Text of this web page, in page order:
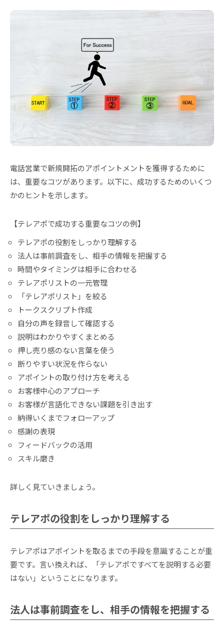
電話営業で新規開拓のアポイントメントを獲得するために
は、重要なコツがあります。以下に、成功するためのいくつ
かのヒントを示します。
【テレアポで成功する重要なコツの例】
テレアポの役割をしっかり理解する
法人は事前調査をし、相手の情報を把握する
時間やタイミングは相手に合わせる
テレアポリストの一元管理
「テレアポリスト」を絞る
トークスクリプト作成
自分の声を録音して確認する
説明はわかりやすくまとめる
押し売り感のない言葉を使う
断りやすい状況を作らない
アポイントの取り付け方を考える
お客様中心のアプローチ
お客様が言語化できない課題を引き出す
納得いくまでフォローアップ
感謝の表現
フィードバックの活用
スキル磨き
詳しく見ていきましょう。
テレアポの役割をしっかり理解する
テレアポはアポイントを取るまでの手段を意識することが重
要です。言い換えれば、「テレアポですべてを説明する必要
はない」ということになります。
法人は事前調査をし、相手の情報を把握する